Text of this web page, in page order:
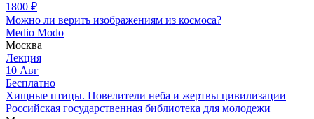
1800 ₽
Можно ли верить изображениям из космоса?
Medio Modo
Москва
Лекция
10 Авг
Бесплатно
Хищные птицы. Повелители неба и жертвы цивилизации
Российская государственная библиотека для молодежи